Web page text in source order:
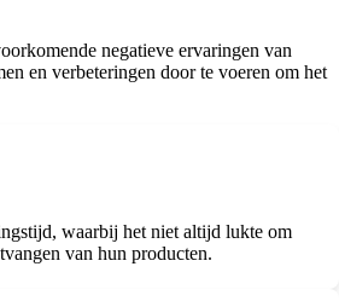
negatieve ervaringen van
en verbeteringen door te voeren om het
waarbij het niet altijd lukte om
van hun producten.